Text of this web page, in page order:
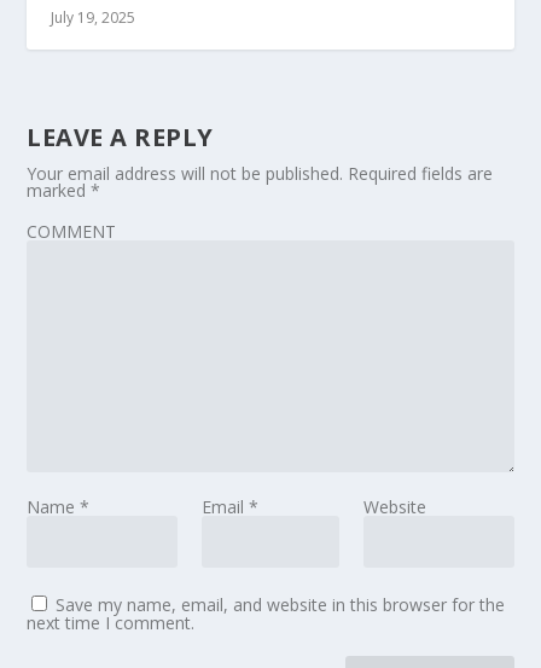
July 19, 2025
LEAVE A REPLY
Your email address will not be published. Required fields are
marked*
COMMENT
Name* Email * Website
Save my name, email, and website in this browser for the
next time I comment.